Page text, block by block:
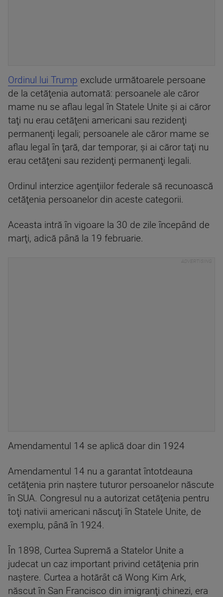
Ordinul lui Trump exclude următoarele persoane
de la cetăţenia automată: persoanele ale căror
mame nu se aflau legal în Statele Unite şi ai căror
taţi nu erau cetăţeni americani sau rezidenţi
permanenţi legali; persoanele ale căror mame se
aflau legal în ţară, dar temporar, şi ai căror taţi nu
erau cetăţeni sau rezidenţi permanenţi legali.
Ordinul interzice agenţiilor federale să recunoască
cetăţenia persoanelor din aceste categorii.
Aceasta intră în vigoare la 30 de zile începând de
marţi, adică până la 19 februarie.
Amendamentul 14 se aplică doar din 1924
Amendamentul 14 nu a garantat întotdeauna
cetăţenia prin naştere tuturor persoanelor născute
în SUA. Congresul nu a autorizat cetăţenia pentru
toţi nativii americani născuţi în Statele Unite, de
exemplu, până în 1924.
În 1898, Curtea Supremă a Statelor Unite a
judecat un caz important privind cetăţenia prin
naştere. Curtea a hotărât că Wong Kim Ark,
născut în San Francisco din imigranţi chinezi, era